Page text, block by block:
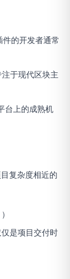
的开发者通常
于现代区块主
台上的成熟机
复杂度相近的
是项目交付时